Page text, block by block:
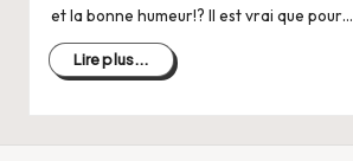
et la bonne humeur!? Il est vrai que pour…
Lire plus...